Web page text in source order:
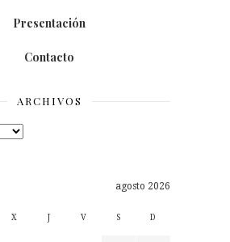
Presentación
Contacto
ARCHIVOS
agosto 2026
X J V S D